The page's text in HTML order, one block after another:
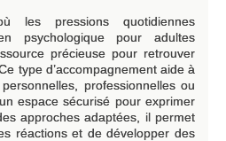
les pressions quotidiennes
psychologique pour adultes
précieuse pour retrouver
type d’accompagnement aide à
professionnelles ou
espace sécurisé pour exprimer
approches adaptées, il permet
réactions et de développer des